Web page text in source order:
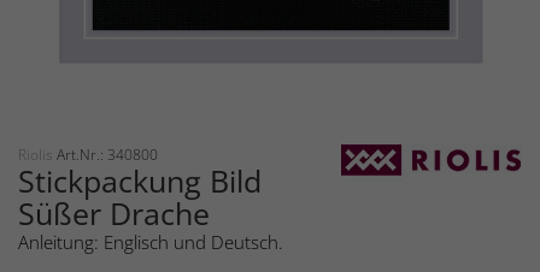
Riolis Art.Nr.: 340800
Stickpackung Bild
Süßer Drache
Anleitung: Englisch und Deutsch.